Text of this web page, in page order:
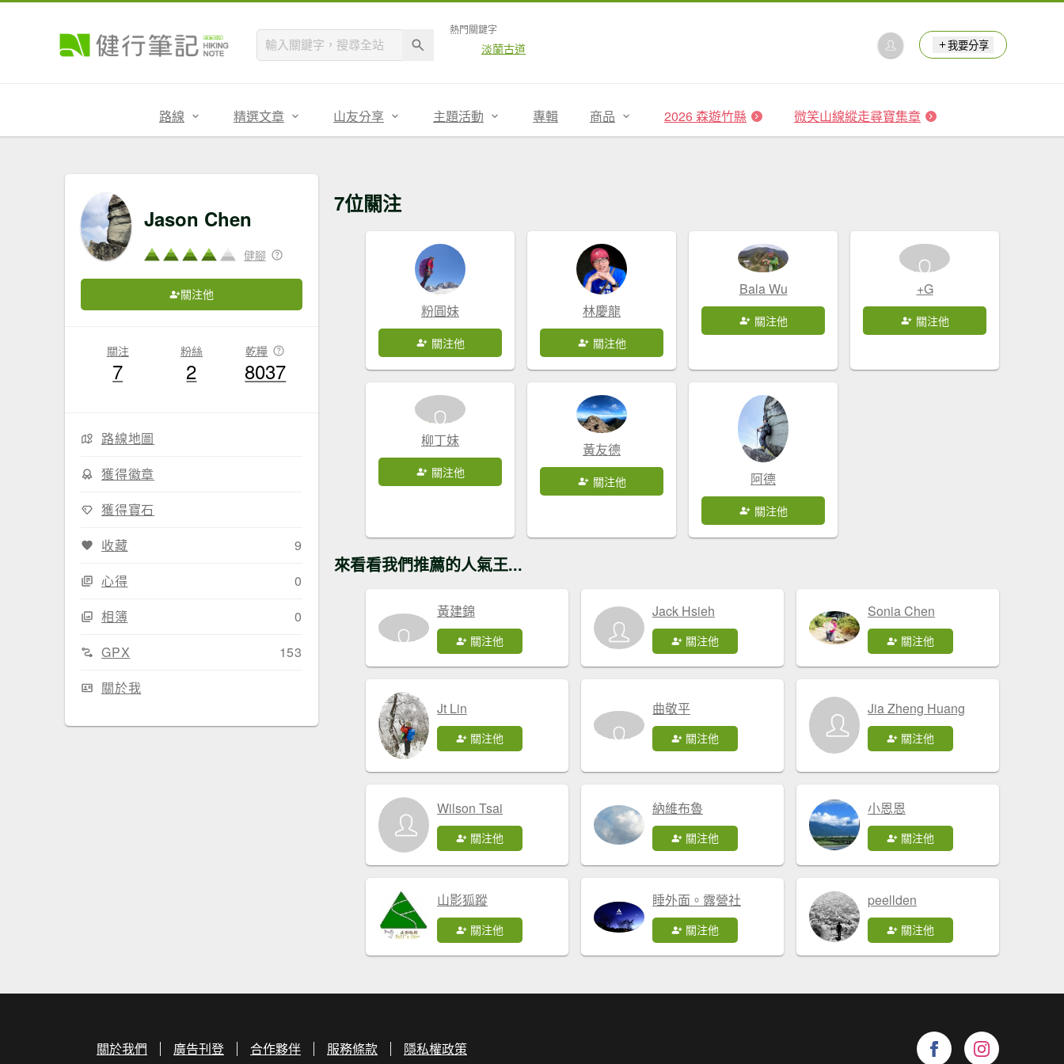
熱門關鍵字
淡蘭古道 我要分享
路線 精選文章 山友分享 主題活動 專輯 商品 2026 森遊竹縣 微笑山線縱走尋寶集章
Jason Chen
健腳
關注他
關注
7
粉絲
2
乾糧
8037
路線地圖
獲得徽章
獲得寶石
收藏
9
心得
0
相簿
0
GPX
153
關於我
7位關注
粉圓妹
關注他
林慶龍
關注他
Bala Wu
關注他
+G
關注他
柳丁妹
關注他
黃友德
關注他 阿德
關注他
來看看我們推薦的人氣王...
黃建錦
關注他
Jack Hsieh
關注他
Sonia Chen
關注他
Jt Lin
關注他
曲敬平
關注他
Jia Zheng Huang
關注他
Wilson Tsai
關注他
納維布魯
關注他
小恩恩
關注他
山影狐蹤
關注他
睡外面。露營社
關注他
peellden
關注他
關於我們 廣告刊登 合作夥伴 服務條款 隱私權政策